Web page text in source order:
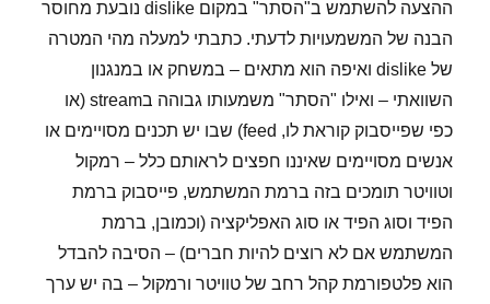
ההצעה להשתמש ב"הסתר" במקום dislike נובעת מחוסר
הבנה של המשמעויות לדעתי. כתבתי למעלה מהי המטרה
של dislike ואיפה הוא מתאים – במשחק או במנגנון
השוואתי – ואילו "הסתר" משמעותו גבוהה בstream (או
כפי שפייסבוק קוראת לו, feed) שבו יש תכנים מסויימים או
אנשים מסויימים שאיננו חפצים לראותם כלל – רמקול
וטוויטר תומכים בזה ברמת המשתמש, פייסבוק ברמת
הפיד וסוג הפיד או סוג האפליקציה (וכמובן, ברמת
המשתמש אם לא רוצים להיות חברים) – הסיבה להבדל
הוא פלטפורמת קהל רחב של טוויטר ורמקול – בה יש ערך